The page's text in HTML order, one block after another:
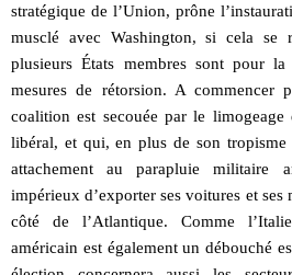
stratégique de l’Union, prône
musclé avec Washington, si cela se
plusieurs États membres sont pour
mesures de rétorsion. A commencer
coalition est secouée par le
libéral, et qui, en plus de son tropisme
attachement au parapluie militaire
impérieux d’exporter ses voitures et ses
côté de l’Atlantique. Comme
américain est également un débouché